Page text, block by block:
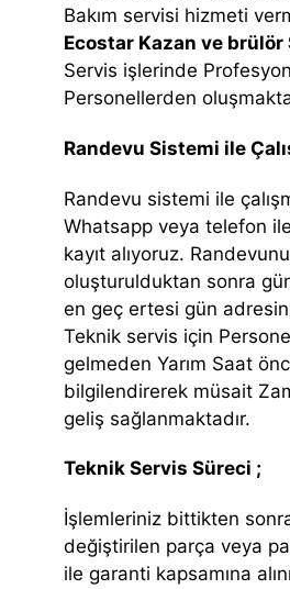
Bakım servisi hizmeti
Ecostar Kazan ve brülör
Servis işlerinde
Personellerden
Randevu Sistemi ile
Randevu sistemi ile
Whatsapp veya telefon
kayıt alıyoruz.
oluşturulduktan sonra
en geç ertesi gün
Teknik servis için
gelmeden Yarım Saat
bilgilendirerek müsait
geliş sağlanmaktadır.
Teknik Servis Süreci ;
İşlemleriniz bittikten
değiştirilen parça veya
ile garanti kapsamına